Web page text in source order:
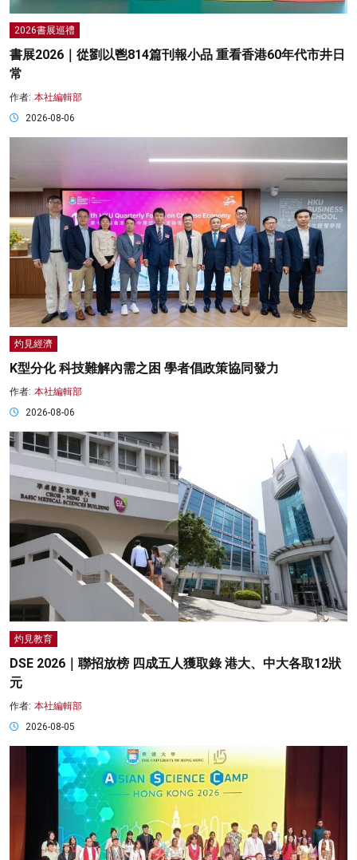
2026書展巡禮
書展2026｜從劉以鬯814篇刊報小品 重看香港60年代市井日
常
作者: 本社編輯部
2026-08-06
灼見經濟
K型分化 科技難解內需之困 學者倡政策協同發力
作者: 本社編輯部
2026-08-06
灼見教育
DSE 2026｜聯招放榜 四成五人獲取錄 港大、中大各取12狀
元
作者: 本社編輯部
2026-08-05